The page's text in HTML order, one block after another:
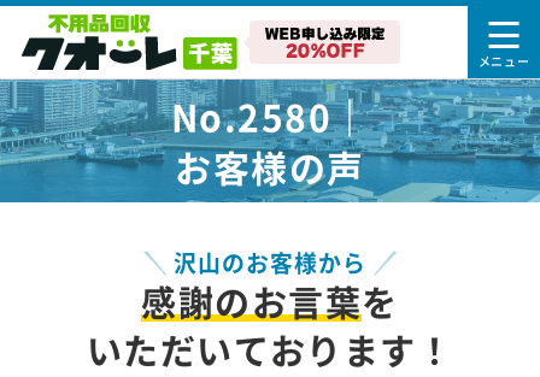
No.2580｜
お客様の声
沢山のお客様から
感謝のお言葉を
いただいております！